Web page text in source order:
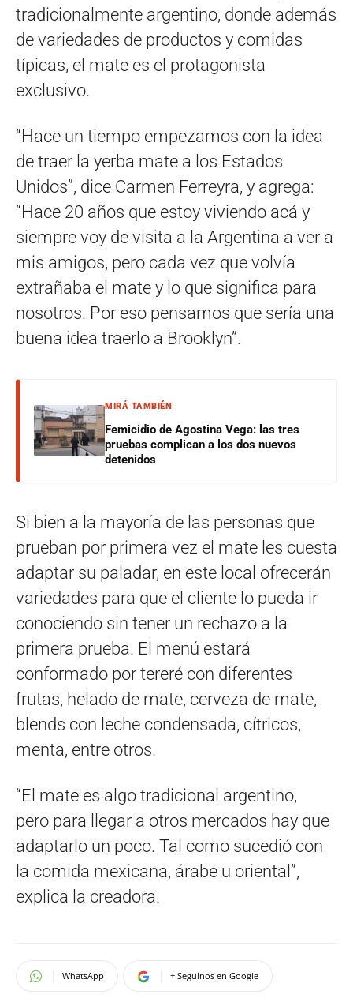
tradicionalmente argentino, donde además
de variedades de productos y comidas
típicas, el mate es el protagonista
exclusivo.
“Hace un tiempo empezamos con la idea
de traer la yerba mate a los Estados
Unidos”, dice Carmen Ferreyra, y agrega:
“Hace 20 años que estoy viviendo acá y
siempre voy de visita a la Argentina a ver a
mis amigos, pero cada vez que volvía
extrañaba el mate y lo que significa para
nosotros. Por eso pensamos que sería una
buena idea traerlo a Brooklyn”.
MIRÁ TAMBIÉN
Femicidio de Agostina Vega: las tres
pruebas complican a los dos nuevos
detenidos
Si bien a la mayoría de las personas que
prueban por primera vez el mate les cuesta
adaptar su paladar, en este local ofrecerán
variedades para que el cliente lo pueda ir
conociendo sin tener un rechazo a la
primera prueba. El menú estará
conformado por tereré con diferentes
frutas, helado de mate, cerveza de mate,
blends con leche condensada, cítricos,
menta, entre otros.
“El mate es algo tradicional argentino,
pero para llegar a otros mercados hay que
adaptarlo un poco. Tal como sucedió con
la comida mexicana, árabe u oriental”,
explica la creadora.
WhatsApp + Seguinos en Google